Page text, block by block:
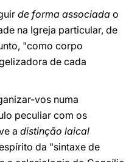
de forma associada o
na Igreja particular, de
"como corpo
de cada
vos numa
peculiar com os
a distinção laical
da "sintaxe de